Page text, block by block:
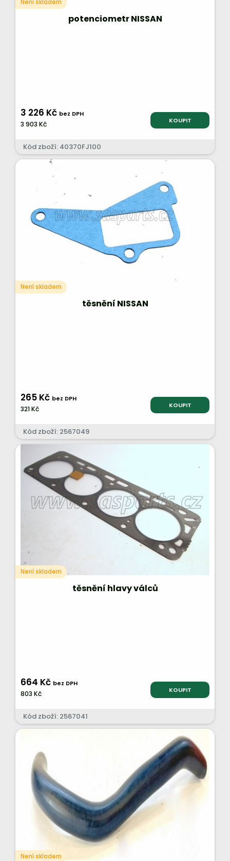
Není skladem
potenciometr NISSAN
3 226 Kč bez DPH
3 903 Kč KOUPIT
Kód zboží: 40370FJ100
Není skladem
těsnění NISSAN
265 Kč bez DPH
321 Kč KOUPIT
Kód zboží: 2567049
Není skladem
těsnění hlavy válců
664 Kč bez DPH
803 Kč KOUPIT
Kód zboží: 2567041
Není skladem